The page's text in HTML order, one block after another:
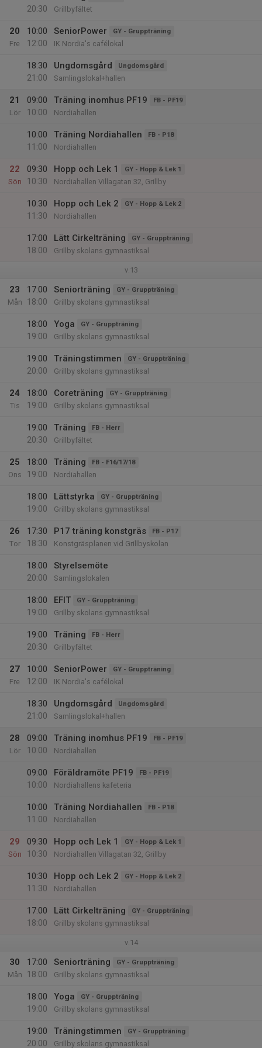
20:30
Grillbyfältet
20
Fre
10:00
12:00
SeniorPower GY - Gruppträning
IK Nordia's cafélokal
18:30
21:00
Ungdomsgård Ungdomsgård
Samlingslokal+hallen
21
Lör
09:00
10:00
Träning inomhus PF19 FB - PF19
Nordiahallen
10:00
11:00
Träning Nordiahallen FB - P18
Nordiahallen
22
Sön
09:30
10:30
Hopp och Lek 1 GY - Hopp & Lek 1
Nordiahallen Villagatan 32, Grillby
10:30
11:30
Hopp och Lek 2 GY - Hopp & Lek 2
Nordiahallen
17:00
18:00
Lätt Cirkelträning GY - Gruppträning
Grillby skolans gymnastiksal
v.13
23
Mån
17:00
18:00
Seniorträning GY - Gruppträning
Grillby skolans gymnastiksal
18:00
19:00
Yoga GY - Gruppträning
Grillby skolans gymnastiksal
19:00
20:00
Träningstimmen GY - Gruppträning
Grillby skolans gymnastiksal
24
Tis
18:00
19:00
Coreträning GY - Gruppträning
Grillby skolans gymnastiksal
19:00
20:30
Träning FB - Herr
Grillbyfältet
25
Ons
18:00
19:00
Träning FB - F16/17/18
Nordiahallen
18:00
19:00
Lättstyrka GY - Gruppträning
Grillby skolans gymnastiksal
26
Tor
17:30
18:30
P17 träning konstgräs FB - P17
Konstgräsplanen vid Grillbyskolan
18:00
20:00
Styrelsemöte
Samlingslokalen
18:00
19:00
EFIT GY - Gruppträning
Grillby skolans gymnastiksal
19:00
20:30
Träning FB - Herr
Grillbyfältet
27
Fre
10:00
12:00
SeniorPower GY - Gruppträning
IK Nordia's cafélokal
18:30
21:00
Ungdomsgård Ungdomsgård
Samlingslokal+hallen
28
Lör
09:00
10:00
Träning inomhus PF19 FB - PF19
Nordiahallen
09:00
10:00
Föräldramöte PF19 FB - PF19
Nordiahallens kafeteria
10:00
11:00
Träning Nordiahallen FB - P18
Nordiahallen
29
Sön
09:30
10:30
Hopp och Lek 1 GY - Hopp & Lek 1
Nordiahallen Villagatan 32, Grillby
10:30
11:30
Hopp och Lek 2 GY - Hopp & Lek 2
Nordiahallen
17:00
18:00
Lätt Cirkelträning GY - Gruppträning
Grillby skolans gymnastiksal
v.14
30
Mån
17:00
18:00
Seniorträning GY - Gruppträning
Grillby skolans gymnastiksal
18:00
19:00
Yoga GY - Gruppträning
Grillby skolans gymnastiksal
19:00
20:00
Träningstimmen GY - Gruppträning
Grillby skolans gymnastiksal